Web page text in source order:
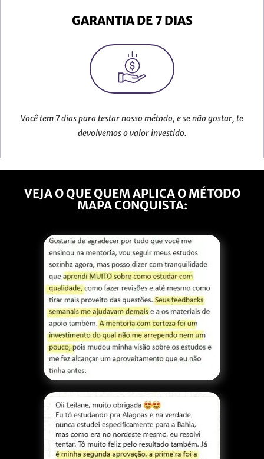
GARANTIA DE 7 DIAS
Você tem 7 dias para testar nosso método, e se não gostar, te
devolvemos o valor investido.
VEJA O QUE QUEM APLICA O MÉTODO
MAPA CONQUISTA: